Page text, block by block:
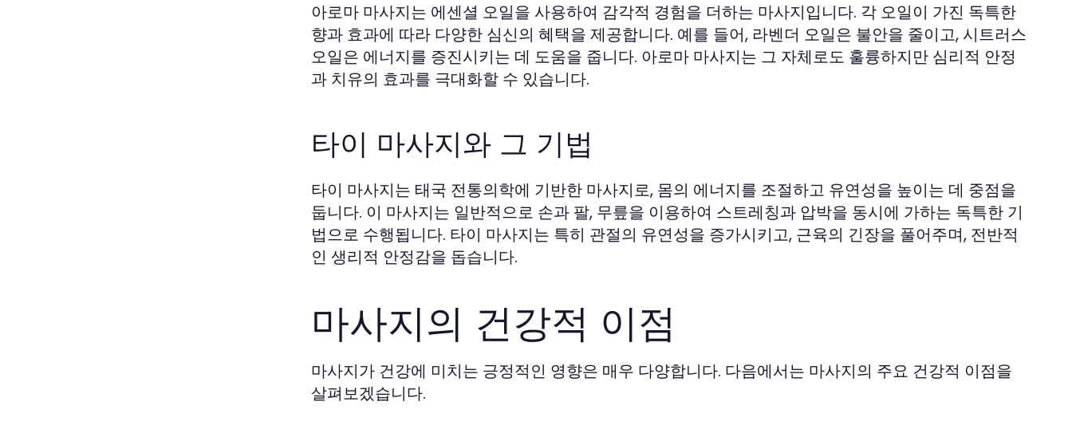
아로마 마사지는 에센셜 오일을 사용하여 감각적 경험을 더하는 마사지입니다. 각 오일이 가진 독특한
향과 효과에 따라 다양한 심신의 혜택을 제공합니다. 예를 들어, 라벤더 오일은 불안을 줄이고, 시트러스
오일은 에너지를 증진시키는 데 도움을 줍니다. 아로마 마사지는 그 자체로도 훌륭하지만 심리적 안정
과 치유의 효과를 극대화할 수 있습니다.
타이 마사지와 그 기법
타이 마사지는 태국 전통의학에 기반한 마사지로, 몸의 에너지를 조절하고 유연성을 높이는 데 중점을
둡니다. 이 마사지는 일반적으로 손과 팔, 무릎을 이용하여 스트레칭과 압박을 동시에 가하는 독특한 기
법으로 수행됩니다. 타이 마사지는 특히 관절의 유연성을 증가시키고, 근육의 긴장을 풀어주며, 전반적
인 생리적 안정감을 돕습니다.
마사지의 건강적 이점
마사지가 건강에 미치는 긍정적인 영향은 매우 다양합니다. 다음에서는 마사지의 주요 건강적 이점을
살펴보겠습니다.